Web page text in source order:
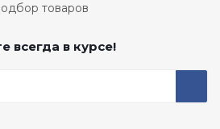
товаров
всегда в курсе!